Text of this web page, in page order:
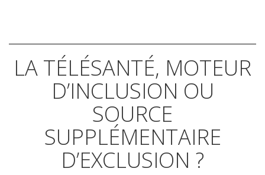
LA TÉLÉSANTÉ, MOTEUR
D’INCLUSION OU
SOURCE
SUPPLÉMENTAIRE
D’EXCLUSION ?